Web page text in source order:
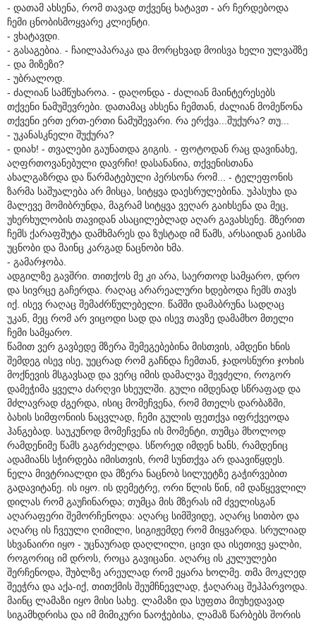
- დათამ ახსენა, რომ თავად თქვენც ხატავთ - არ ჩერდებოდა
ჩემი ცნობისმოყვარე კლიენტი.
- ვხატავდი.
- გასაგებია. - ჩაილაპარაკა და მორცხვად მოისვა ხელი ულვაშზე
- და მიზეზი?
- უბრალოდ.
- ძალიან სამწუხაროა. - დაღონდა - ძალიან მაინტერესებს
თქვენი ნამუშევრები. დათამაც ახსენა ჩემთან, ძალიან მომეწონა
თქვენი ერთ ერთ-ერთი ნამუშევარი. რა ერქვა...შუქურა? თუ...
- უკანასკნელი შუქურა?
- დიახ! - თვალები გაუნათდა გიგის. - ფოტოდან რაც დავინახე,
აღფრთოვანებული დავრჩი! დასანანია, თქვენისთანა
ახალგაზრდა და წარმატებული პერსონა რომ... - ტელეფონის
ზარმა საშუალება არ მისცა, სიტყვა დაესრულებინა. უპასუხა და
მალევე მომიბრუნდა, მაგრამ სიტყვა ვეღარ გაიხსენა და მეც,
უხერხულობის თავიდან ასაცილებლად აღარ გავახსენე. მზერით
ჩემს ქარაფშუტა დამხმარეს და ზუსტად იმ წამს, არსაიდან გაისმა
უცნობი და მაინც კარგად ნაცნობი ხმა.
- გამარჯობა.
ადგილზე გავშრი. თითქოს მე კი არა, საერთოდ სამყარო, დრო
და სივრცე გაჩერდა. რაღაც არარეალური ხდებოდა ჩემს თავს
იქ. ისევ რაღაც შემაძრწულებელი. წამში დამაბრუნა სადღაც
უკან, მეც რომ არ ვიცოდი სად და ისევ თავზე დამამხო მთელი
ჩემი სამყარო.
წამით ვერ გავბედე მზერა შემეგებებინა მისთვის, ამდენი ხნის
შემდეგ ისევ ისე, უეცრად რომ გაჩნდა ჩემთან, ჯადოსნური ჯოხის
მოქნევის მსგავსად და ვერც იმის დამალვა შევძელი, როგორ
დამეჭიმა ყველა ძარღვი სხეულში. გული იმდენად სწრაფად და
მძლავრად ძგერდა, ისიც მომეჩვენა, რომ მთელს დარბაზში,
ბახის სიმფონიის ნაცვლად, ჩემი გულის ფეთქვა იფრქვეოდა
ჰანგებად. საუკუნოდ მომეჩვენა ის მომენტი, თუმცა მხოლოდ
რამდენიმე წამს გაგრძელდა. სწორედ იმდენ ხანს, რამდენიც
ადამიანს სჭირდება იმისთვის, რომ სუნთქვა არ დაავიწყდეს.
ნელა მივტრიალდი და მზერა ნაცნობ სილუეტზე გაჭირვებით
გადავიტანე. ის იყო. ის დემეტრე, ორი წლის წინ, იმ დაწყევლილ
დილას რომ გაუჩინარდა; თუმცა მის მზერას იმ ძველისგან
აღარაფერი შემორჩენოდა: აღარც სიმშვიდე, აღარც სითბო და
აღარც ის ჩვეული ღიმილი, სიგიჟემდე რომ მიყვარდა. სრულიად
სხვანაირი იყო - უცნაურად დაღლილი, ცივი და ისეთივე ყალბი,
როგორიც იმ დროს, როცა გავიცანი. აღარც ის კულულები
შერჩენოდა, შუბლზე არეულად რომ ეყარა ხოლმე. თმა მოკლედ
შეეჭრა და აქა-იქ, თითქმის შეუმჩნევლად, ჭაღარაც შეჰპარვოდა.
მაინც ლამაზი იყო მისი სახე. ლამაზი და სუფთა მიუხედავად
სიგამხდრისა და იმ მიმიკური ნაოჭებისა, ლამაზ წარბებს შორის